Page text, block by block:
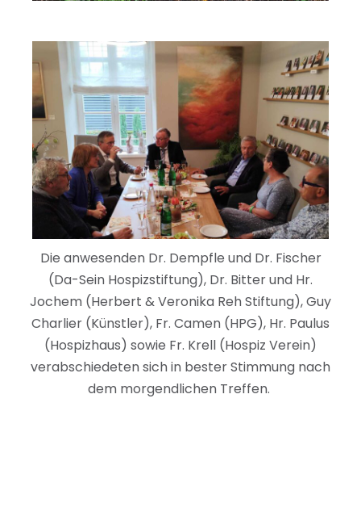
Die anwesenden Dr. Dempfle und Dr. Fischer
(Da-Sein Hospizstiftung), Dr. Bitter und Hr.
Jochem (Herbert & Veronika Reh Stiftung), Guy
Charlier (Künstler), Fr. Camen (HPG), Hr. Paulus
(Hospizhaus) sowie Fr. Krell (Hospiz Verein)
verabschiedeten sich in bester Stimmung nach
dem morgendlichen Treffen.